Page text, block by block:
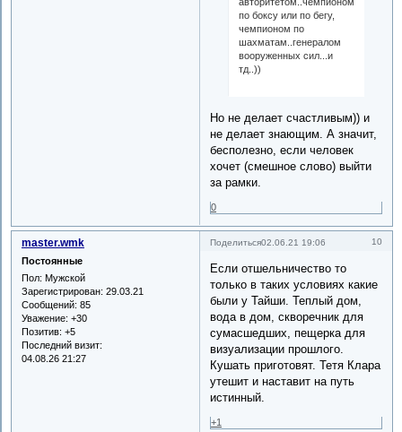
по боксу или по бегу,
чемпионом по
шахматам..генералом
вооруженных сил...и
тд..))
Но не делает счастливым)) и
не делает знающим. А значит,
бесполезно, если человек
хочет (смешное слово) выйти
за рамки.
0
Поделиться 10
02.06.21 19:06
master.wmk
Постоянные
Пол: Мужской
Зарегистрирован: 29.03.21
Сообщений: 85
Уважение: +30
Позитив: +5
Последний визит:
04.08.26 21:27
Если отшельничество то
только в таких условиях какие
были у Тайши. Теплый дом,
вода в дом, скворечник для
сумасшедших, пещерка для
визуализации прошлого.
Кушать приготовят. Тетя Клара
утешит и наставит на путь
истинный.
+1